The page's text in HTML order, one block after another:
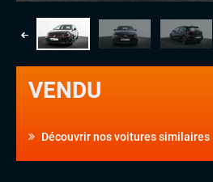
VENDU
Découvrir nos voitures similaires